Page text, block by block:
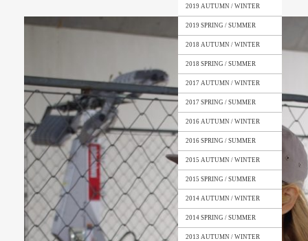
2019 AUTUMN / WINTER
2019 SPRING / SUMMER
2018 AUTUMN / WINTER
2018 SPRING / SUMMER
2017 AUTUMN / WINTER
2017 SPRING / SUMMER
2016 AUTUMN / WINTER
2016 SPRING / SUMMER
2015 AUTUMN / WINTER
2015 SPRING / SUMMER
2014 AUTUMN / WINTER
2014 SPRING / SUMMER
2013 AUTUMN / WINTER